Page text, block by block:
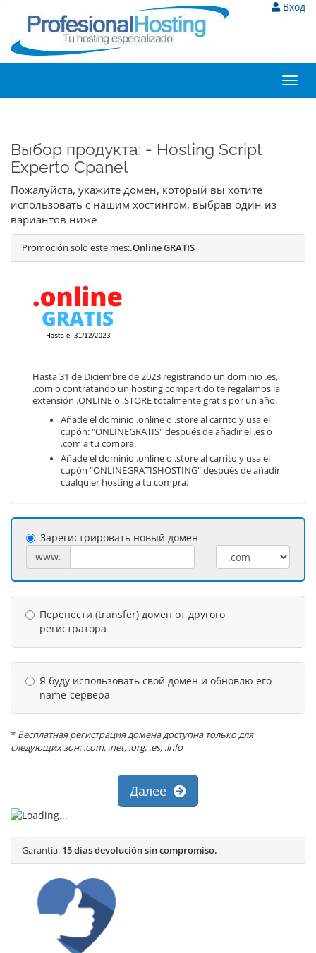
Вход
Выбор продукта: - Hosting Script
Experto Cpanel
Пожалуйста, укажите домен, который вы хотите
использовать с нашим хостингом, выбрав один из
вариантов ниже
Promoción solo este mes:.Online GRATIS
Hasta 31 de Diciembre de 2023 registrando un dominio .es,
.com o contratando un hosting compartido te regalamos la
extensión .ONLINE o .STORE totalmente gratis por un año.
Añade el dominio .online o .store al carrito y usa el
cupón: "ONLINEGRATIS" después de añadir el .es o
.com a tu compra.
Añade el dominio .online o .store al carrito y usa el
cupón "ONLINEGRATISHOSTING" después de añadir
cualquier hosting a tu compra.
Зарегистрировать новый домен
www.
Перенести (transfer) домен от другого
регистратора
Я буду использовать свой домен и обновлю его
name-сервера
* Бесплатная регистрация домена доступна только для
следующих зон: .com, .net, .org, .es, .info
Далее
Garantía: 15 días devolución sin compromiso.